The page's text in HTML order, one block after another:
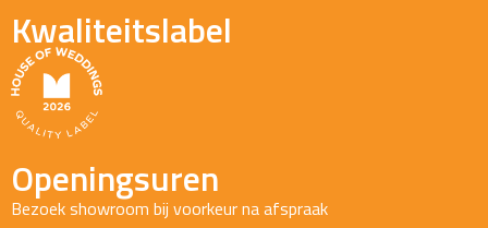
Kwaliteitslabel
Openingsuren
Bezoek showroom bij voorkeur na afspraak